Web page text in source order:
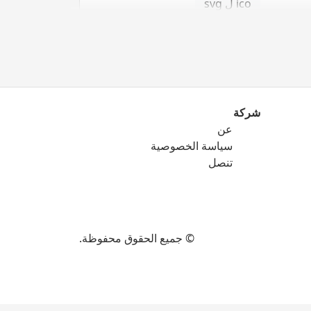
ico ل svg
png ل eps
png ل ico
شركة
عن
سياسة الخصوصية
تنصل
© جميع الحقوق محفوظة.